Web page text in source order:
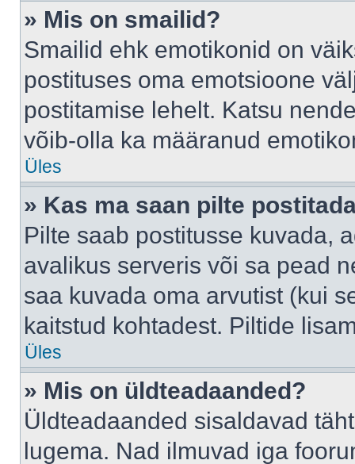
» Mis on smailid?
Smailid ehk emotikonid on
postituses oma emotsioone
postitamise lehelt. Katsu
võib-olla ka määranud
Üles
» Kas ma saan pilte
Pilte saab postitusse kuvada,
avalikus serveris või sa pead
saa kuvada oma arvutist (kui
kaitstud kohtadest. Piltide
Üles
» Mis on üldteadaanded?
Üldteadaanded sisaldavad
lugema. Nad ilmuvad iga